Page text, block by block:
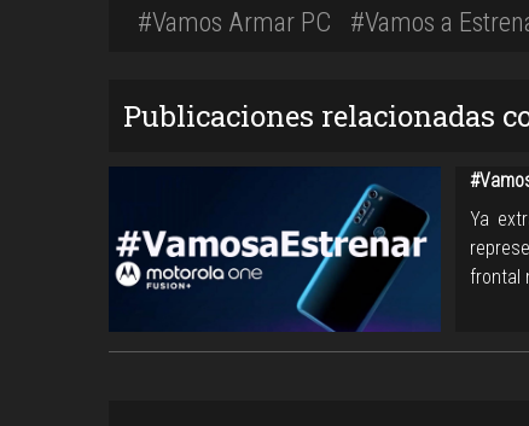
#Vamos Armar PC #Vamos a
Publicaciones relacionadas
Ya
frontal